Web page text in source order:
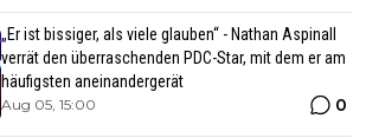
„Er ist bissiger, als viele glauben“ - Nathan Aspinall
verrät den überraschenden PDC-Star, mit dem er am
häufigsten aneinandergerät
Aug 05, 15:00 0